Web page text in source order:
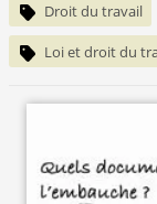
Droit du travail
Loi et droit du